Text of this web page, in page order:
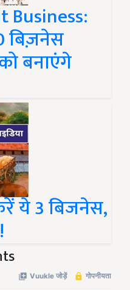
Business:
बिज़नेस
बनाएंगे
ये 3 बिजनेस,